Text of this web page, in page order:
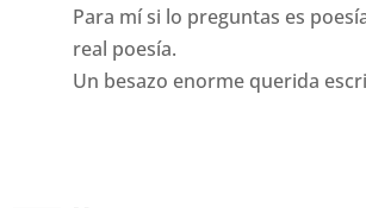
Para mí si lo preguntas es
real poesía.
Un besazo enorme querida